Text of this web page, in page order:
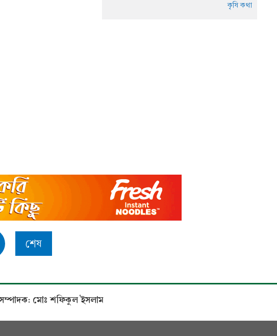
কৃষি কথা
শেষ
সম্পাদক: মোঃ শফিকুল ইসলাম